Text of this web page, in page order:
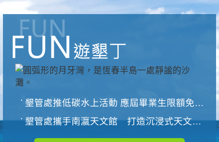
墾管處推低碳水上活動 應屆畢業生限額免費參加
墾管處攜手南瀛天文館 打造沉浸式天文探索營隊